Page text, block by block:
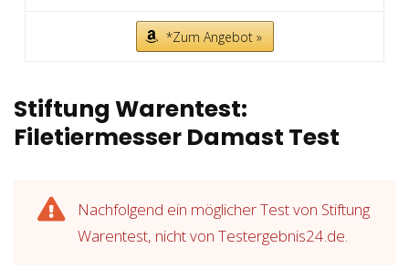
*Zum Angebot »
Stiftung Warentest:
Filetiermesser Damast Test
Nachfolgend ein möglicher Test von Stiftung
Warentest, nicht von Testergebnis24.de.